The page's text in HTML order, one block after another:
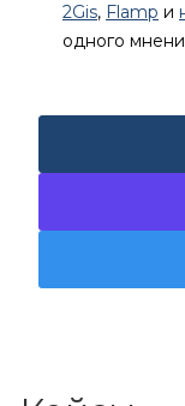
2Gis, Flamp и
одного